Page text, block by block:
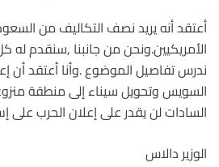
أعتقد أنه يريد نصف التكاليف من
الأمريكيين.ونحن من جانبنا ,سنقدم له
ندرس تفاصيل الموضوع .وأنا أعتقد أن
السويس وتحويل سيناء إلى منطقة
السادات لن يقدر على إعلان الحرب على
الوزير دالاس